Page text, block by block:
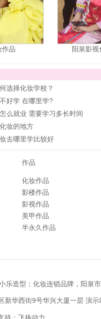
作品 阳泉影
选择化妆学校？
好学 在哪里学?
么就业 需要学习多长时间
妆的地方
去哪里学比较好
作品
化妆作品
影楼作品
影视作品
美甲作品
半永久作品
乐造型：化妆连锁品牌，阳泉
新华西街9号华兴大厦一层 演示